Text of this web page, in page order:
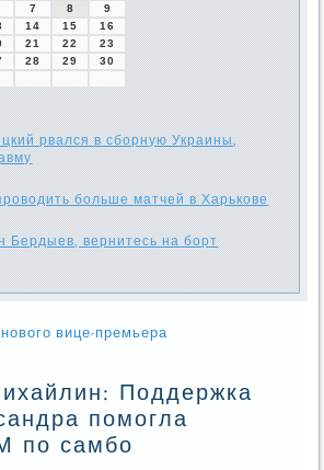
7 8
9
14 15
16
21 22
23
28 29
30
рвался в сборную Украины,
больше матчей в Харькове
Бердыев, вернитесь на борт
вице-премьера
Поддержка
помогла
по самбо